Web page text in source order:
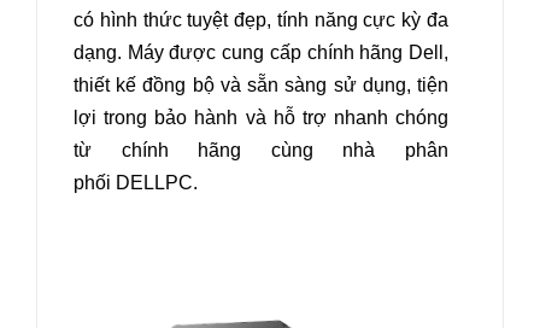
có hình thức tuyệt đẹp, tính năng cực kỳ đa
dạng. Máy được cung cấp chính hãng Dell,
thiết kế đồng bộ và sẵn sàng sử dụng, tiện
lợi trong bảo hành và hỗ trợ nhanh chóng
từ chính hãng cùng nhà phân
phối DELLPC.